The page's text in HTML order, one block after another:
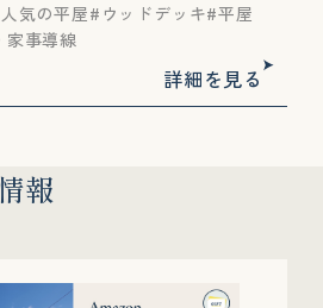
人気の平屋 ウッドデッキ 平屋
家事導線
詳細を見る
報